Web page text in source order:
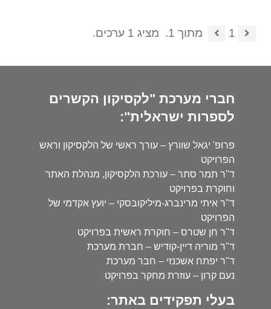
1 מתוך 1. מציג 1 ערכים.
חברי מערכת "לקסיקון הקשרים
לספרות ישראלית":
פרופ' יגאל שוורץ – עורך ראשי של הלקסיקון וראש
הפרויקט
ד"ר תמר סתר – עורכת הלקסיקון, מנהלת האתר
וחוקרת בפרויקט
ד"ר איתי מרינברג-מיליקובסקי – יועץ אקדמי של
הפרויקט
ד"ר חן שטרס – חוקרת ראשית בפרויקט
ד"ר מוריה דיין-קודיש – חברת מערכת
ד"ר יפתח אשכנזי – חבר מערכת
נעם קרון – עוזרת מחקר בפרויקט
בעלי תפקידים באתר: